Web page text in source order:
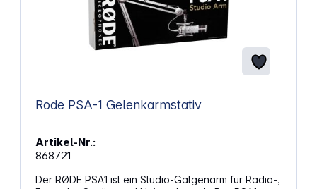
Rode PSA-1 Gelenkarmstativ
Artikel-Nr.:
868721
Der RØDE PSA1 ist ein Studio-Galgenarm für Radio-,